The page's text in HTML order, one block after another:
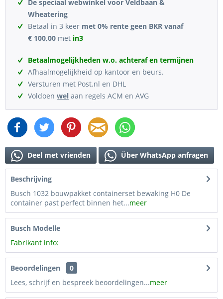
De speciaal webwinkel voor Veldbaan &
Wheatering
Betaal in 3 keer met 0% rente geen BKR vanaf
€ 100,00 met in3
Betaalmogelijkheden w.o. achteraf en termijnen
Afhaalmogelijkheid op kantoor en beurs.
Versturen met Post.nl en DHL
Voldoen wel aan regels ACM en AVG
Deel met vrienden Über WhatsApp anfragen
Beschrijving
Busch 1032 bouwpakket containerset bewaking H0 De
container past perfect binnen het...meer
Busch Modelle
Fabrikant info:
Beoordelingen
0
Lees, schrijf en bespreek beoordelingen...meer